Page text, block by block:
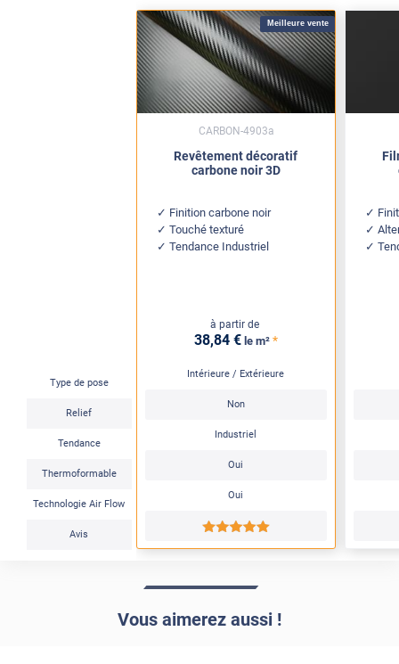
Type de pose
Relief
Tendance
Thermoformable
Technologie Air Flow
Avis
Meilleure vente
Revêtement décoratif
carbone noir 3D
Finition carbone noir
Touché texturé
Tendance Industriel
à partir de
38,84 € le m² *
Intérieure / Extérieure
Non
Industriel
Oui
Oui
*****
CARBON-4903a
Vous aimerez aussi !